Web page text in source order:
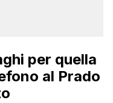
per quella
al Prado